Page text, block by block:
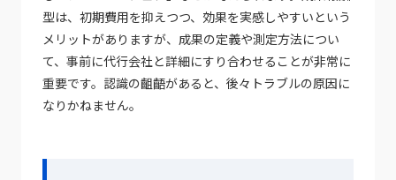
型は、初期費用を抑えつつ、効果を実感しやすいという
メリットがありますが、成果の定義や測定方法につい
て、事前に代行会社と詳細にすり合わせることが非常に
重要です。認識の齟齬があると、後々トラブルの原因に
なりかねません。